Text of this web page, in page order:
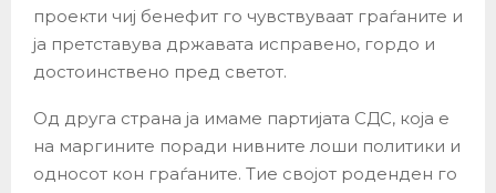
проекти чиј бенефит го чувствуваат граѓаните и
ја претставува државата исправено, гордо и
достоинствено пред светот.
Од друга страна ја имаме партијата СДС, која е
на маргините поради нивните лоши политики и
односот кон граѓаните. Тие својот роденден го